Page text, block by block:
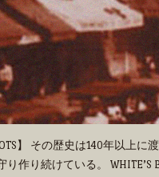
】 その歴史は140年以上に
作り続けている。 WHITE’S